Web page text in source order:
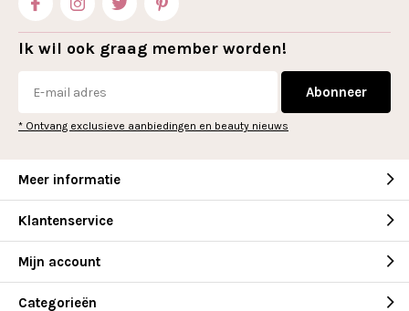
Ik wil ook graag member worden!
Abonneer
* Ontvang exclusieve aanbiedingen en beauty nieuws
Meer informatie
Klantenservice
Mijn account
Categorieën